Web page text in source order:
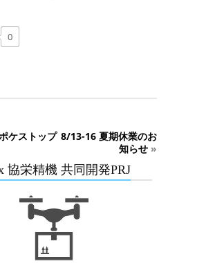
0
ケストップ 8/13-16 夏期休業のお
知らせ »
協栄精機 共同開発PRJ